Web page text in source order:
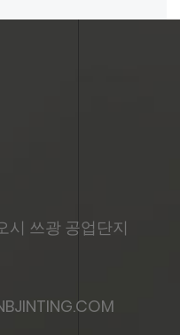
시 쓰광 공업단지